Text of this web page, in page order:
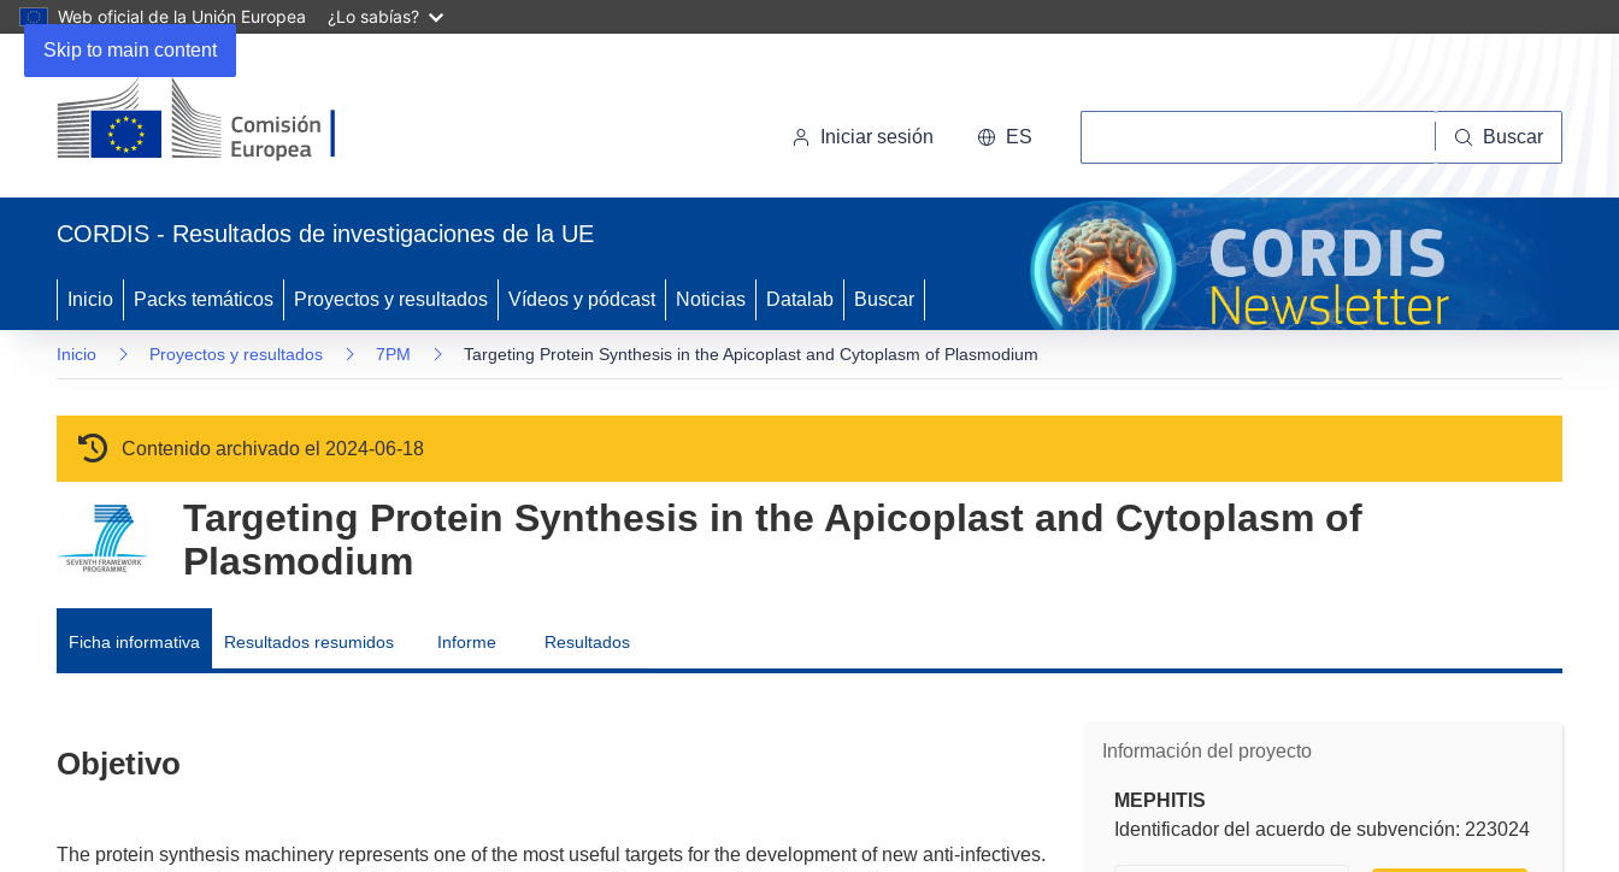
Skip to main content
Web oficial de la Unión Europea ¿Lo sabías?
Iniciar sesión ES Buscar
CORDIS - Resultados de investigaciones de la UE
Inicio Packs temáticos Proyectos y resultados Vídeos y pódcast Noticias Datalab Buscar
Inicio Proyectos y resultados 7PM Targeting Protein Synthesis in the Apicoplast and Cytoplasm of Plasmodium
Contenido archivado el 2024-06-18
Targeting Protein Synthesis in the Apicoplast and Cytoplasm of
Plasmodium
Ficha informativa Resultados resumidos Informe Resultados
Información del proyecto
MEPHITIS
Identificador del acuerdo de subvención: 223024
Objetivo
The protein synthesis machinery represents one of the most useful targets for the development of new anti-infectives.